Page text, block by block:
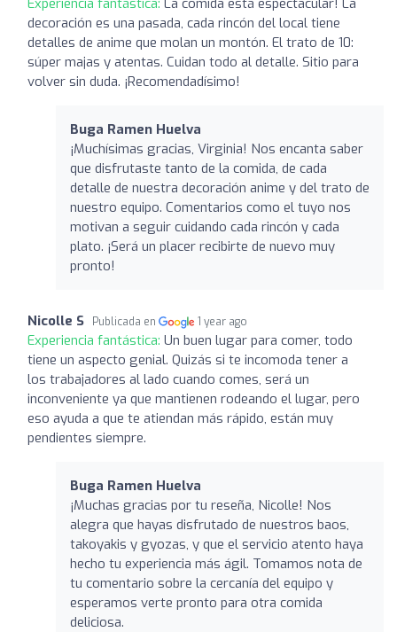
decoración es una pasada, cada rincón del local tiene
detalles de anime que molan un montón. El trato de 10:
súper majas y atentas. Cuidan todo al detalle. Sitio para
volver sin duda. ¡Recomendadísimo!
Buga Ramen Huelva
¡Muchísimas gracias, Virginia! Nos encanta saber
que disfrutaste tanto de la comida, de cada
detalle de nuestra decoración anime y del trato de
nuestro equipo. Comentarios como el tuyo nos
motivan a seguir cuidando cada rincón y cada
plato. ¡Será un placer recibirte de nuevo muy
pronto!
Nicolle S Publicada en 1 year ago
Experiencia fantástica: Un buen lugar para comer, todo
tiene un aspecto genial. Quizás si te incomoda tener a
los trabajadores al lado cuando comes, será un
inconveniente ya que mantienen rodeando el lugar, pero
eso ayuda a que te atiendan más rápido, están muy
pendientes siempre.
Buga Ramen Huelva
¡Muchas gracias por tu reseña, Nicolle! Nos
alegra que hayas disfrutado de nuestros baos,
takoyakis y gyozas, y que el servicio atento haya
hecho tu experiencia más ágil. Tomamos nota de
tu comentario sobre la cercanía del equipo y
esperamos verte pronto para otra comida
deliciosa.